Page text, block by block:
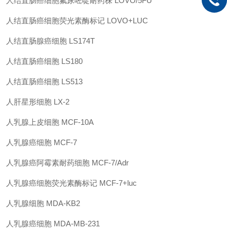
人结直肠癌细胞荧光素酶标记 LOVO+LUC
人结直肠腺癌细胞 LS174T
人结直肠癌细胞 LS180
人结直肠癌细胞 LS513
人肝星形细胞 LX-2
人乳腺上皮细胞 MCF-10A
人乳腺癌细胞 MCF-7
人乳腺癌阿霉素耐药细胞 MCF-7/Adr
人乳腺癌细胞荧光素酶标记 MCF-7+luc
人乳腺细胞 MDA-KB2
人乳腺癌细胞 MDA-MB-231